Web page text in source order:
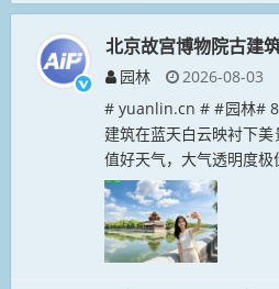
北京故宫博物院古建
园林
2026-08-03
# yuanlin.cn # #园林#
建筑在蓝天白云映衬下
值好天气，大气透明度极